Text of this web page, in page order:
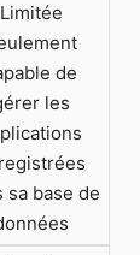
Limitée
de
les
sa base de